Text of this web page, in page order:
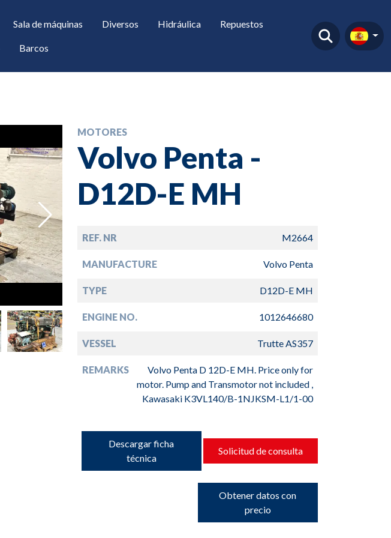
Sala de máquinas Diversos Hidráulica Repuestos
Barcos
MOTORES
Volvo Penta -
D12D-E MH
REF. NR M2664
MANUFACTURE Volvo Penta
TYPE D12D-E MH
ENGINE NO. 1012646680
VESSEL Trutte AS357
REMARKS
Volvo Penta D 12D-E MH. Price only for
motor. Pump and Transmotor not included ,
Kawasaki K3VL140/B-1NJKSM-L1/1-00
Descargar ficha
técnica
Solicitud de consulta
Obtener datos con
precio